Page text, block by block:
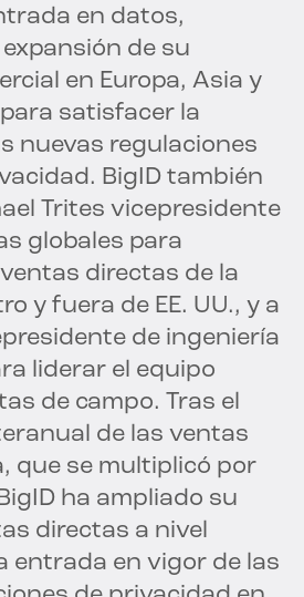
en datos,
de su
en Europa, Asia y
satisfacer la
nuevas regulaciones
BigID también
Trites vicepresidente
globales para
directas de la
y fuera de EE. UU., y a
de ingeniería
liderar el equipo
de campo. Tras el
de las ventas
que se multiplicó por
ha ampliado su
directas a nivel
entrada en vigor de las